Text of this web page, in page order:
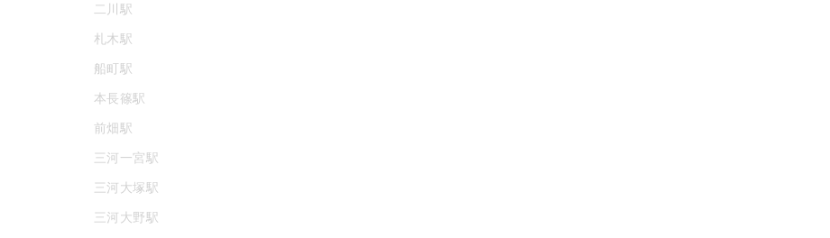
二川駅
札木駅
船町駅
本長篠駅
前畑駅
三河一宮駅
三河大塚駅
三河大野駅